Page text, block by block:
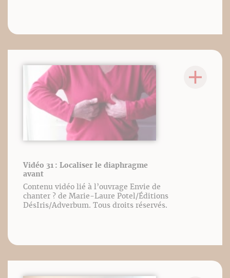
Vidéo 31 : Localiser le diaphragme
avant
Contenu vidéo lié à l’ouvrage Envie de
chanter ? de Marie-Laure Potel/Éditions
DésIris/Adverbum. Tous droits réservés.